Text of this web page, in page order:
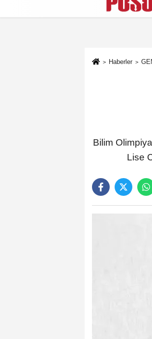
Künye İletişim
Haberler
Bilim
Lise